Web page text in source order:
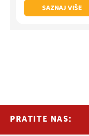
SAZNAJ VIŠE
PRATITE NAS: